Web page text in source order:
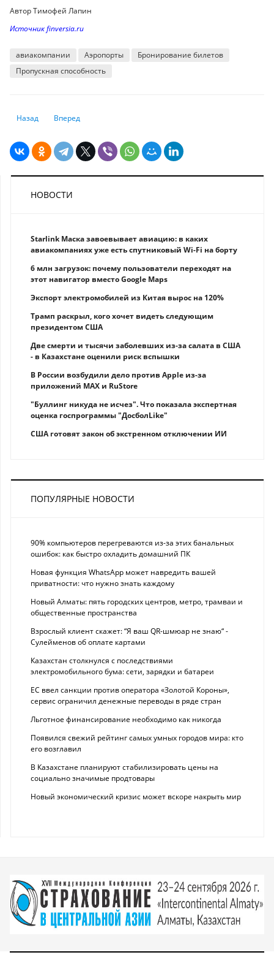
Автор Тимофей Лапин
Источник finversia.ru
авиакомпании Аэропорты
Бронирование билетов
Пропускная способность
Предыдущий: Базары Казахстана — новая точка притяжения
Назад Следующий: Зачем Apple свой необанк, чем это грозит
Вперед
НОВОСТИ
Starlink Маска завоевывает авиацию: в каких
авиакомпаниях уже есть спутниковый Wi-Fi на борту
6 млн загрузок: почему пользователи переходят на
этот навигатор вместо Google Maps
Экспорт электромобилей из Китая вырос на 120%
Трамп раскрыл, кого хочет видеть следующим
президентом США
Две смерти и тысячи заболевших из-за салата в США
- в Казахстане оценили риск вспышки
В России возбудили дело против Apple из-за
приложений MAX и RuStore
"Буллинг никуда не исчез". Что показала экспертная
оценка госпрограммы "ДосболLike"
США готовят закон об экстренном отключении ИИ
ПОПУЛЯРНЫЕ НОВОСТИ
90% компьютеров перегреваются из-за этих банальных
ошибок: как быстро охладить домашний ПК
Новая функция WhatsApp может навредить вашей
приватности: что нужно знать каждому
Новый Алматы: пять городских центров, метро, трамваи и
общественные пространства
Взрослый клиент скажет: “Я ваш QR-шмюар не знаю“ -
Сулейменов об оплате картами
Казахстан столкнулся с последствиями
электромобильного бума: сети, зарядки и батареи
ЕС ввел санкции против оператора «Золотой Короны»,
сервис ограничил денежные переводы в ряде стран
Льготное финансирование необходимо как никогда
Появился свежий рейтинг самых умных городов мира: кто
его возглавил
В Казахстане планируют стабилизировать цены на
социально значимые продтовары
Новый экономический кризис может вскоре накрыть мир